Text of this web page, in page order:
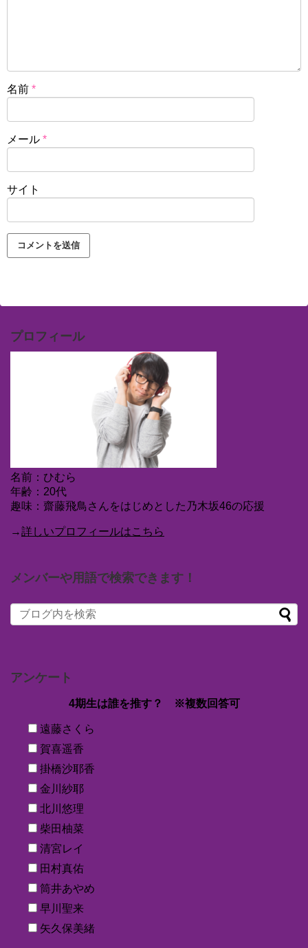
名前 *
メール *
サイト
プロフィール
名前：ひむら
年齢：20代
趣味：齋藤飛鳥さんをはじめとした乃木坂46の応援
→詳しいプロフィールはこちら
メンバーや用語で検索できます！
アンケート
4期生は誰を推す？ ※複数回答可
遠藤さくら
賀喜遥香
掛橋沙耶香
金川紗耶
北川悠理
柴田柚菜
清宮レイ
田村真佑
筒井あやめ
早川聖来
矢久保美緒